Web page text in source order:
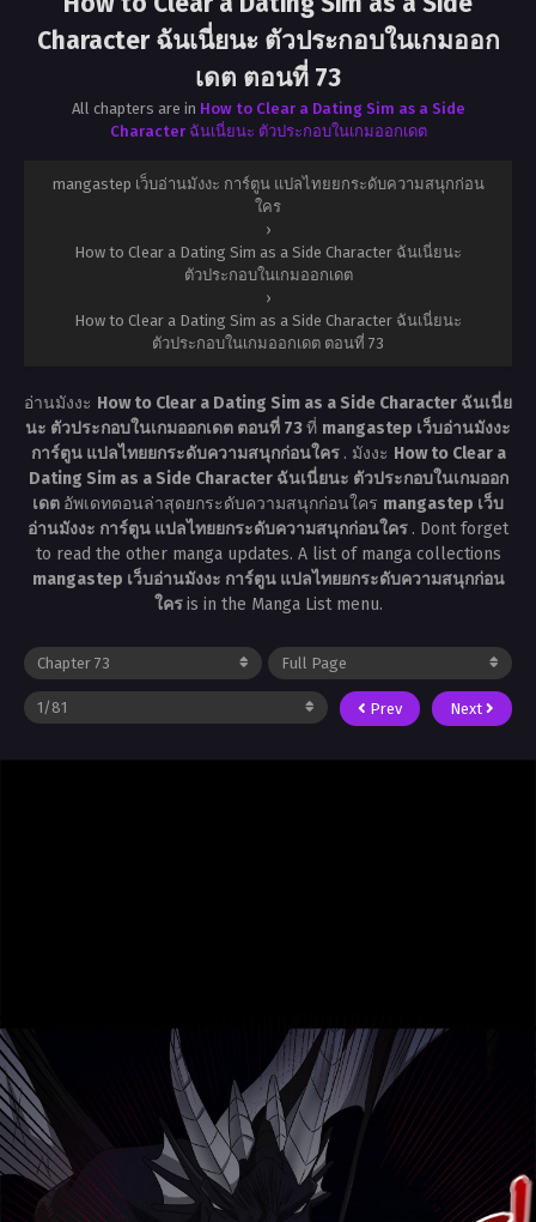
Character ฉันเนี่ยนะ ตัวประกอบในเกมออก
เดต ตอนที่ 73
All chapters are in How to Clear a Dating Sim as a Side
Character ฉันเนี่ยนะ ตัวประกอบในเกมออกเดต
mangastep เว็บอ่านมังงะ การ์ตูน แปลไทยยกระดับความสนุกก่อน
ใคร
›
How to Clear a Dating Sim as a Side Character ฉันเนี่ยนะ
ตัวประกอบในเกมออกเดต
›
How to Clear a Dating Sim as a Side Character ฉันเนี่ยนะ
ตัวประกอบในเกมออกเดต ตอนที่ 73
อ่านมังงะ How to Clear a Dating Sim as a Side Character ฉันเนี่ย
นะ ตัวประกอบในเกมออกเดต ตอนที่ 73ที่ mangastep เว็บอ่านมังงะ
การ์ตูน แปลไทยยกระดับความสนุกก่อนใคร . มังงะ How to Clear a
Dating Sim as a Side Character ฉันเนี่ยนะ ตัวประกอบในเกมออก
เดต อัพเดทตอนล่าสุดยกระดับความสนุกก่อนใคร mangastep เว็บ
อ่านมังงะ การ์ตูน แปลไทยยกระดับความสนุกก่อนใคร . Dont forget
to read the other manga updates. A list of manga collections
mangastep เว็บอ่านมังงะ การ์ตูน แปลไทยยกระดับความสนุกก่อน
ใครis in the Manga List menu.
Prev Next